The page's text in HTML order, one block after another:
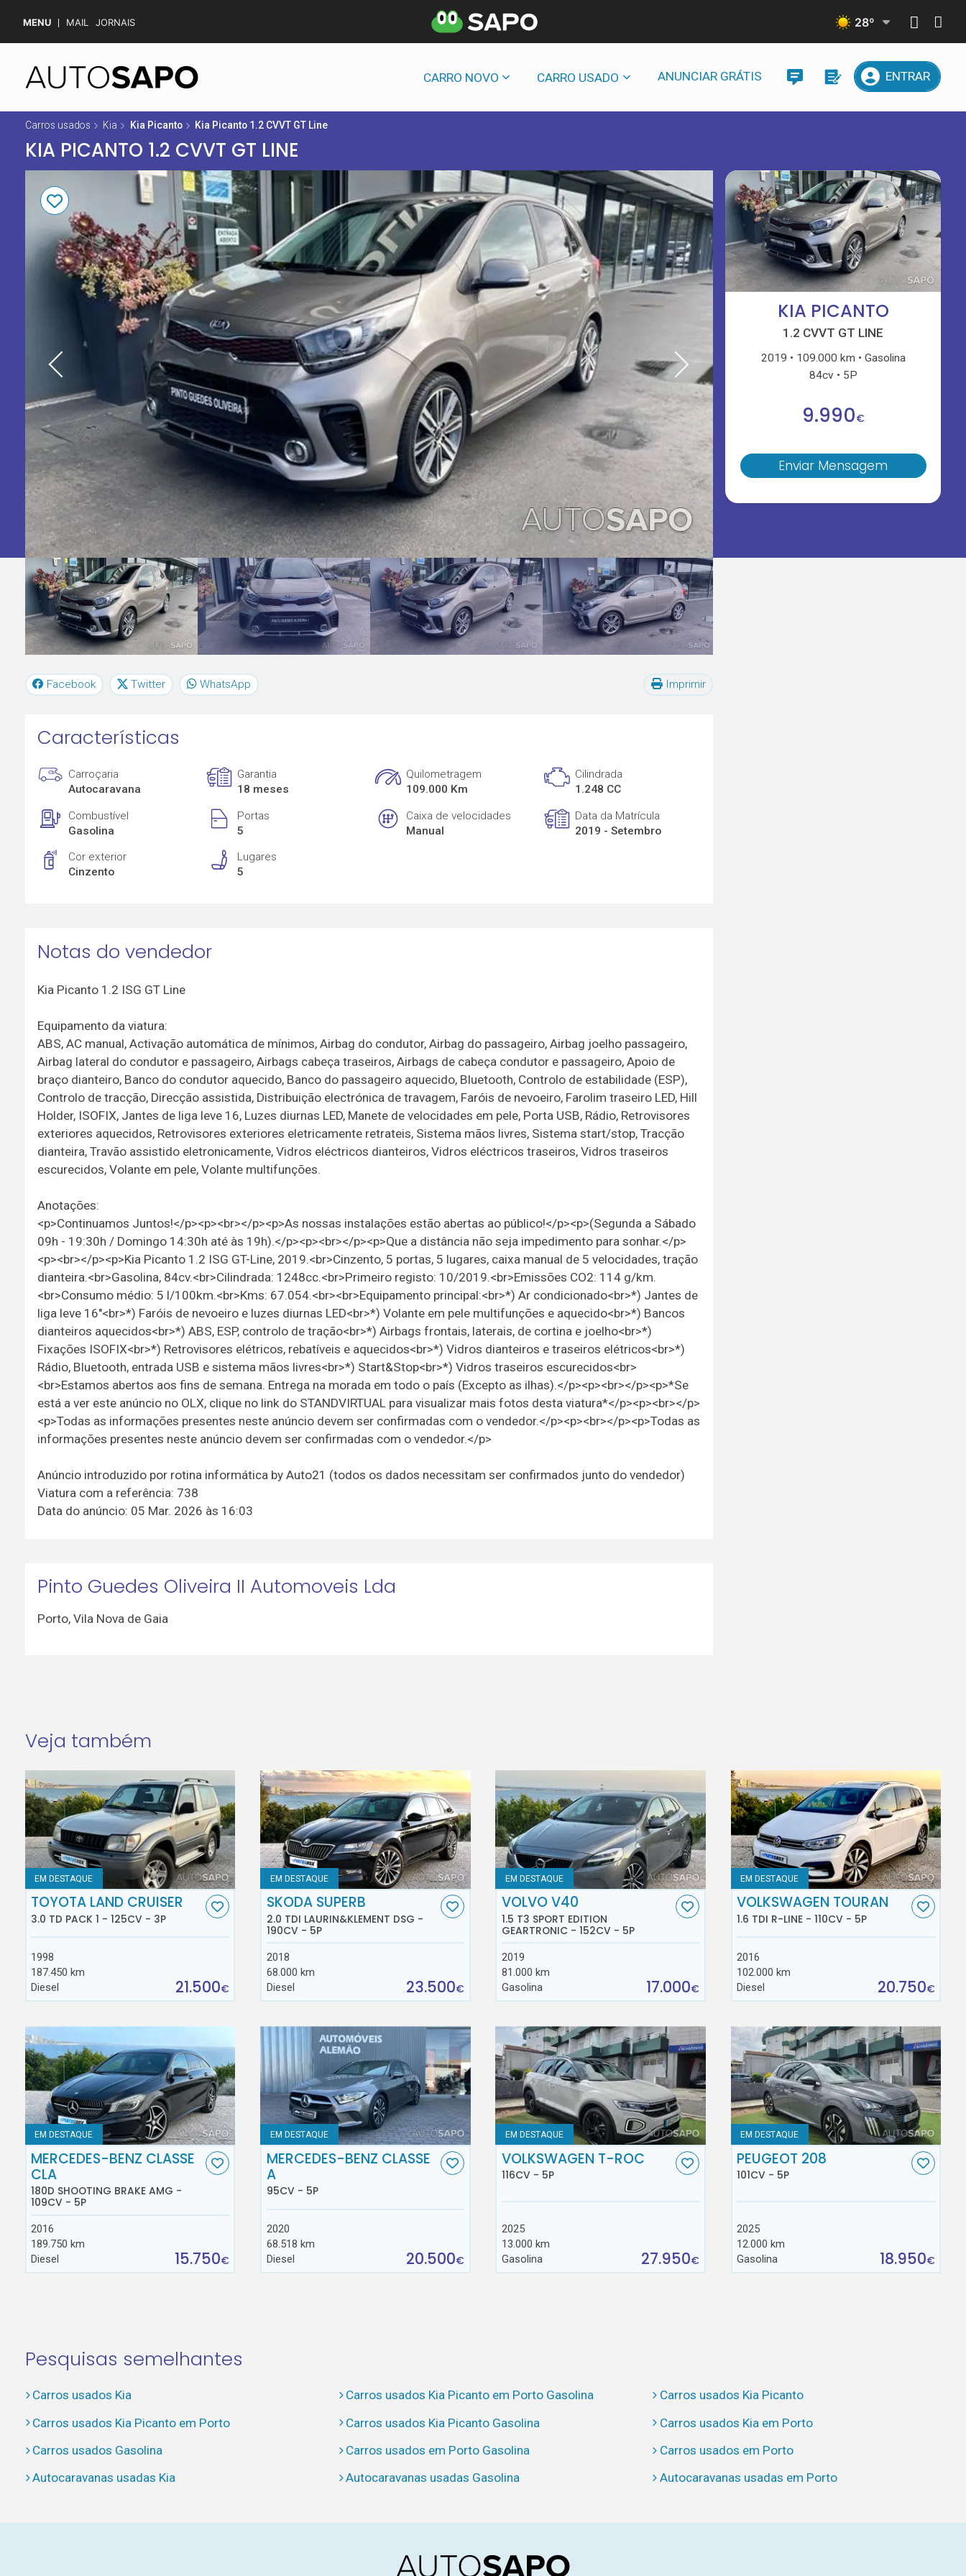
MENU MAIL JORNAIS 28º
CARRO NOVO CARRO USADO ANUNCIAR GRÁTIS ENTRAR
Carros usados Kia Kia Picanto Kia Picanto 1.2 CVVT GT Line
KIA PICANTO 1.2 CVVT GT LINE
KIA PICANTO
1.2 CVVT GT LINE
2019 109.000 km
Gasolina
84cv
5P
9.990€
Enviar Mensagem
Facebook Twitter WhatsApp Imprimir
Características
Carroçaria
Autocaravana
Garantia
18 meses
Quilometragem
109.000 Km
Cilindrada
1.248 CC
Combustível
Gasolina
Portas
5
Caixa de velocidades
Manual
Data da Matrícula
2019 - Setembro
Cor exterior
Cinzento
Lugares
5
Notas do vendedor
Kia Picanto 1.2 ISG GT Line
Equipamento da viatura:
ABS, AC manual, Activação automática de mínimos, Airbag do condutor, Airbag do passageiro, Airbag joelho passageiro,
Airbag lateral do condutor e passageiro, Airbags cabeça traseiros, Airbags de cabeça condutor e passageiro, Apoio de
braço dianteiro, Banco do condutor aquecido, Banco do passageiro aquecido, Bluetooth, Controlo de estabilidade (ESP),
Controlo de tracção, Direcção assistida, Distribuição electrónica de travagem, Faróis de nevoeiro, Farolim traseiro LED, Hill
Holder, ISOFIX, Jantes de liga leve 16, Luzes diurnas LED, Manete de velocidades em pele, Porta USB, Rádio, Retrovisores
exteriores aquecidos, Retrovisores exteriores eletricamente retrateis, Sistema mãos livres, Sistema start/stop, Tracção
dianteira, Travão assistido eletronicamente, Vidros eléctricos dianteiros, Vidros eléctricos traseiros, Vidros traseiros
escurecidos, Volante em pele, Volante multifunções.
Anotações:
<p>Continuamos Juntos!</p><p><br></p><p>As nossas instalações estão abertas ao público!</p><p>(Segunda a Sábado
09h - 19:30h / Domingo 14:30h até às 19h).</p><p><br></p><p>Que a distância não seja impedimento para sonhar.</p>
<p><br></p><p>Kia Picanto 1.2 ISG GT-Line, 2019.<br>Cinzento, 5 portas, 5 lugares, caixa manual de 5 velocidades, tração
dianteira.<br>Gasolina, 84cv.<br>Cilindrada: 1248cc.<br>Primeiro registo: 10/2019.<br>Emissões CO2: 114 g/km.
<br>Consumo médio: 5 l/100km.<br>Kms: 67.054.<br><br>Equipamento principal:<br>*) Ar condicionado<br>*) Jantes de
liga leve 16"<br>*) Faróis de nevoeiro e luzes diurnas LED<br>*) Volante em pele multifunções e aquecido<br>*) Bancos
dianteiros aquecidos<br>*) ABS, ESP, controlo de tração<br>*) Airbags frontais, laterais, de cortina e joelho<br>*)
Fixações ISOFIX<br>*) Retrovisores elétricos, rebatíveis e aquecidos<br>*) Vidros dianteiros e traseiros elétricos<br>*)
Rádio, Bluetooth, entrada USB e sistema mãos livres<br>*) Start&Stop<br>*) Vidros traseiros escurecidos<br>
<br>Estamos abertos aos fins de semana. Entrega na morada em todo o país (Excepto as ilhas).</p><p><br></p><p>*Se
está a ver este anúncio no OLX, clique no link do STANDVIRTUAL para visualizar mais fotos desta viatura*</p><p><br></p>
<p>Todas as informações presentes neste anúncio devem ser confirmadas com o vendedor.</p><p><br></p><p>Todas as
informações presentes neste anúncio devem ser confirmadas com o vendedor.</p>
Anúncio introduzido por rotina informática by Auto21 (todos os dados necessitam ser confirmados junto do vendedor)
Viatura com a referência: 738
Data do anúncio: 05 Mar. 2026 às 16:03
Pinto Guedes Oliveira II Automoveis Lda
Porto, Vila Nova de Gaia
Veja também
EM DESTAQUE
TOYOTA LAND CRUISER
3.0 TD PACK 1 - 125CV - 3P
1998
187.450 km
Diesel
21.500€
EM DESTAQUE
SKODA SUPERB
2.0 TDI LAURIN&KLEMENT DSG -
190CV - 5P
2018
68.000 km
Diesel
23.500€
EM DESTAQUE
VOLVO V40
1.5 T3 SPORT EDITION
GEARTRONIC - 152CV - 5P
2019
81.000 km
Gasolina
17.000€
EM DESTAQUE
VOLKSWAGEN TOURAN
1.6 TDI R-LINE - 110CV - 5P
2016
102.000 km
Diesel
20.750€
EM DESTAQUE
MERCEDES-BENZ CLASSE
CLA
180D SHOOTING BRAKE AMG -
109CV - 5P
2016
189.750 km
Diesel
15.750€
EM DESTAQUE
MERCEDES-BENZ CLASSE
A
95CV - 5P
2020
68.518 km
Diesel
20.500€
EM DESTAQUE
VOLKSWAGEN T-ROC
116CV - 5P
2025
13.000 km
Gasolina
27.950€
EM DESTAQUE
PEUGEOT 208
101CV - 5P
2025
12.000 km
Gasolina
18.950€
Pesquisas semelhantes
Carros usados Kia Carros usados Kia Picanto em Porto Gasolina
Carros usados Kia Picanto
Carros usados Kia Picanto em Porto
Carros usados Kia Picanto Gasolina
Carros usados Kia em Porto
Carros usados Gasolina
Carros usados em Porto Gasolina
Carros usados em Porto
Autocaravanas usadas Kia
Autocaravanas usadas Gasolina Autocaravanas usadas em Porto